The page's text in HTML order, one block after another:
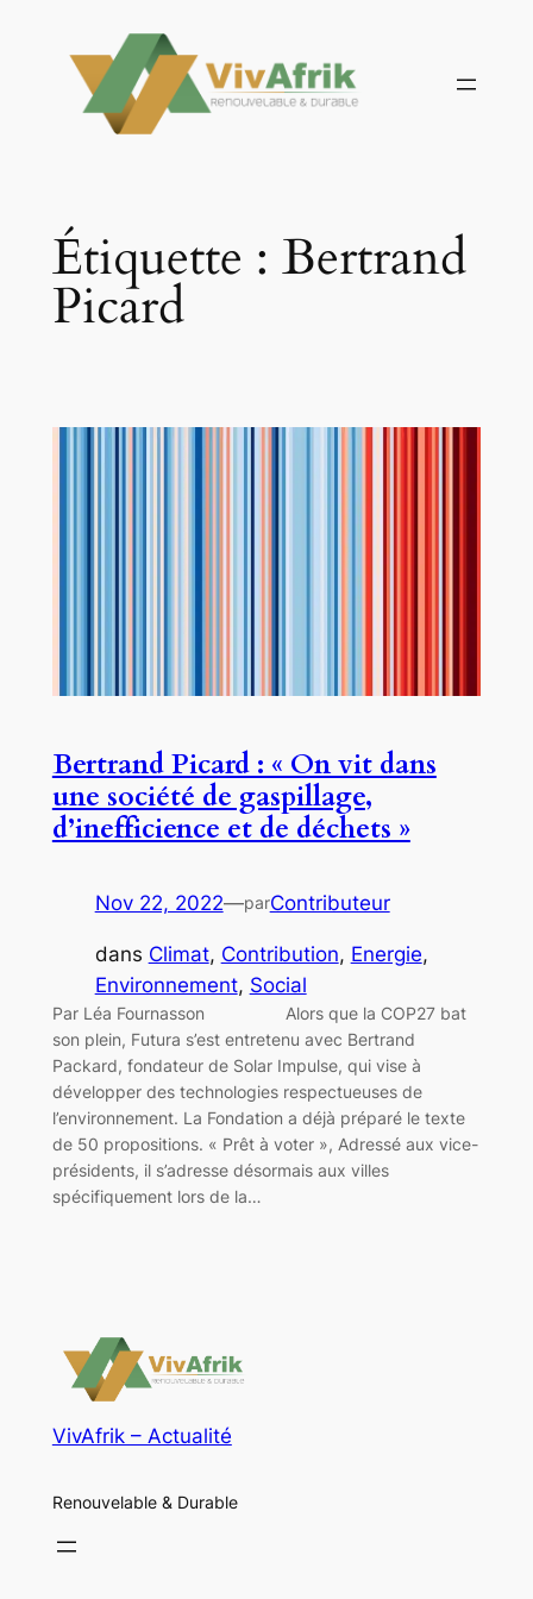
contenu
Étiquette : Bertrand
Picard
Bertrand Picard : « On vit dans
une société de gaspillage,
d’inefficience et de déchets »
Nov 22, 2022—parContributeur
dans Climat, Contribution, Energie
Environnement, Social
Par Léa Fournasson Alors que la COP27 bat
son plein, Futura s’est entretenu avec Bertrand
Packard, fondateur de Solar Impulse, qui vise à
développer des technologies respectueuses de
l’environnement. La Fondation a déjà préparé le texte
de 50 propositions. « Prêt à voter », Adressé aux vice-
présidents, il s’adresse désormais aux villes
spécifiquement lors de la…
VivAfrik – Actualité
Renouvelable & Durable